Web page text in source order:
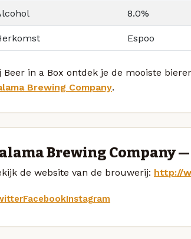
8.0%
Espoo
Beer in a Box ontdek je de mooiste
Brewing Company.
Brewing Company —
de website van de brouwerij: http://
FacebookInstagram